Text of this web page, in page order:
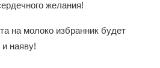
желания!
на молоко избранник будет
наяву!